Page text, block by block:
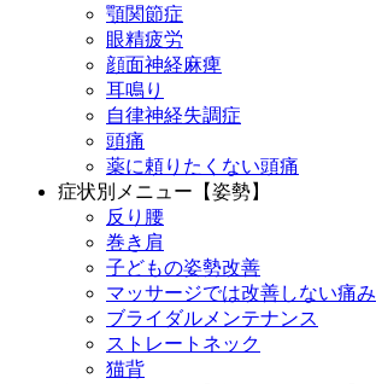
顎関節症
眼精疲労
顔面神経麻痺
耳鳴り
自律神経失調症
頭痛
薬に頼りたくない頭痛
症状別メニュー【姿勢】
反り腰
巻き肩
子どもの姿勢改善
マッサージでは改善しない痛み
ブライダルメンテナンス
ストレートネック
猫背